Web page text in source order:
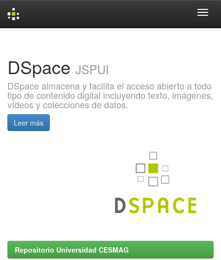
DSpace JSPUI
DSpace almacena y facilita el acceso abierto a todo
tipo de contenido digital incluyendo texto, imágenes,
vídeos y colecciones de datos.
Leer más
Repositorio Universidad CESMAG